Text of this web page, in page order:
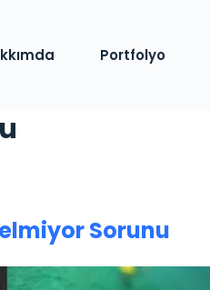
Portfolyo
Sorunu